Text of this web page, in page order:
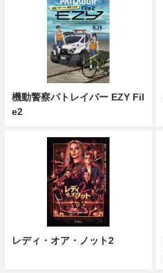
機動警察パトレイバー EZY Fil
e2
レディ・オア・ノット2